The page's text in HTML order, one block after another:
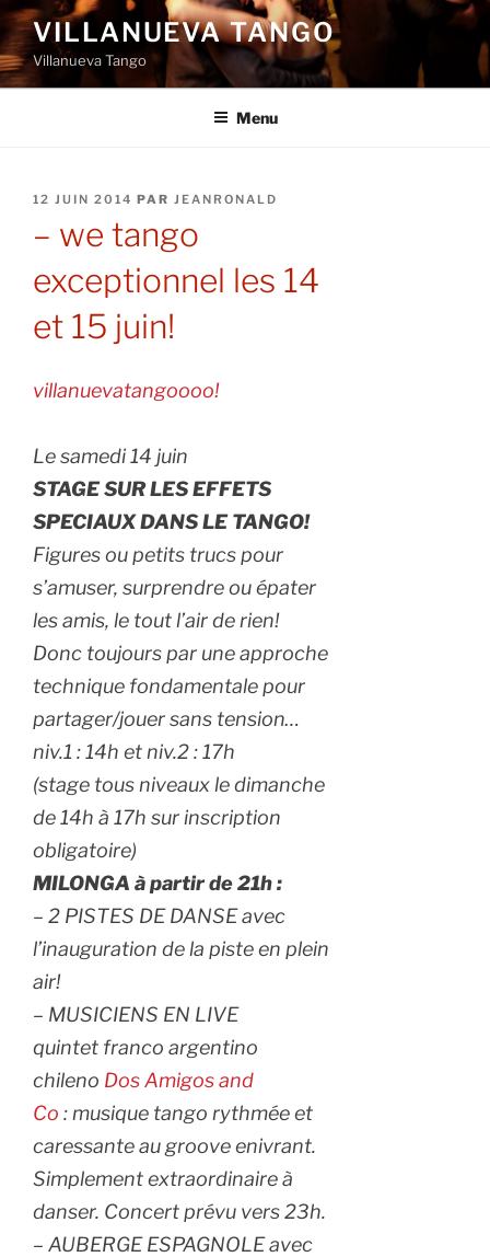
Aller
au
contenu
principal
VILLANUEVA TANGO
Villanueva Tango
Menu
PUBLIÉ
12 JUIN 2014 PAR JEANRONALD
– we tango
exceptionnel les 14
et 15 juin!
villanuevatangoooo!
Le samedi14 juin
STAGE SUR LES EFFETS
SPECIAUX DANS LE TANGO!
Figures ou petits trucs pour
s’amuser, surprendre ou épater
les amis, le tout l’air de rien!
Donc toujours par uneapproche
technique fondamentale pour
partager/jouer sans tension…
niv.1 : 14h et niv.2 : 17h
(stage tous niveaux le dimanche
de 14h à 17h sur inscription
obligatoire)
MILONGA à partir de 21h :
– 2 PISTES DE DANSE avec
l’inauguration de la piste en plein
air!
– MUSICIENS EN LIVE
quintet franco argentino
chileno Dos Amigos and
Co : musique tango rythmée et
caressante au groove enivrant.
Simplement extraordinaire à
danser. Concert prévu vers 23h.
– AUBERGE ESPAGNOLE avec